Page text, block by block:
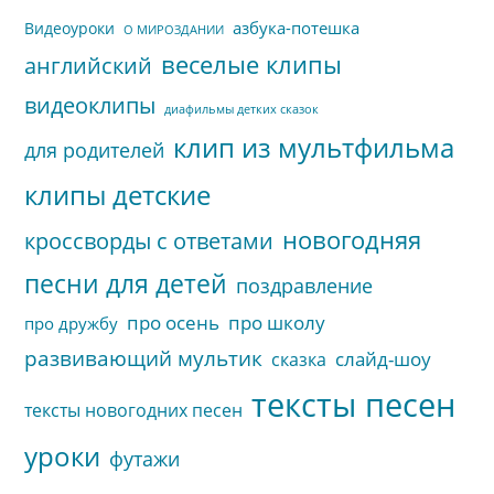
Видеоуроки О МИРОЗДАНИИ азбука-потешка
английский веселые клипы
видеоклипы диафильмы детких сказок
для родителей клип из мультфильма
клипы детские
кроссворды с ответами новогодняя
песни для детей поздравление
про дружбу про осень про школу
развивающий мультик сказка слайд-шоу
тексты новогодних песен тексты песен
уроки футажи